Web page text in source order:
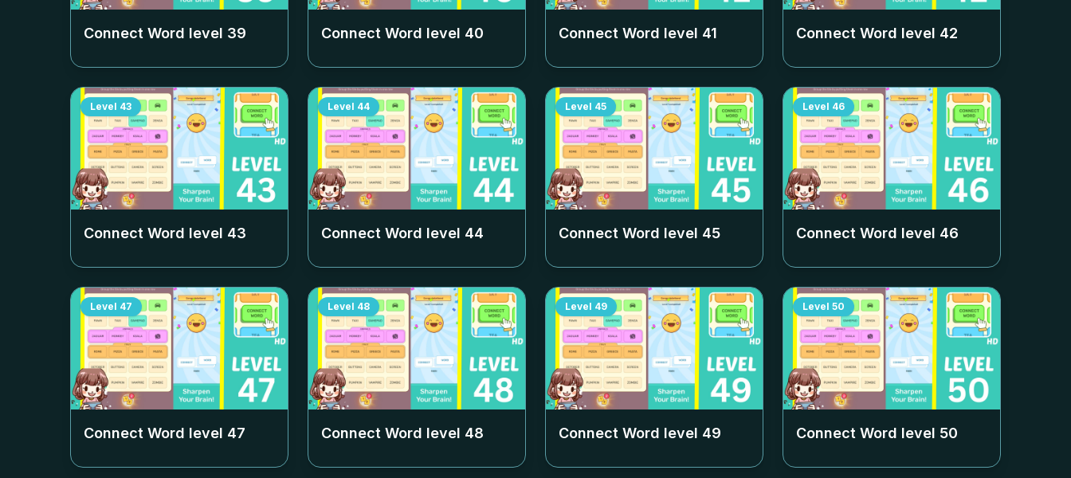
Connect Word level 39 Connect Word level 40 Connect Word level 41 Connect Word level 42
Level 43
Connect Word level 43
Level 44
Connect Word level 44
Level 45
Connect Word level 45
Level 46
Connect Word level 46
Level 47
Connect Word level 47
Level 48
Connect Word level 48
Level 49
Connect Word level 49
Level 50
Connect Word level 50